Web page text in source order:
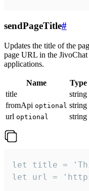
sendPageTitle#
Updates the title of the
page URL in the
applications.
Name Type
title
string
fromApi optional string
url optional string
let title =
let url =